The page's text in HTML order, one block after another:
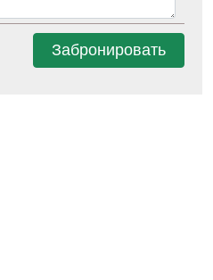
Забронировать